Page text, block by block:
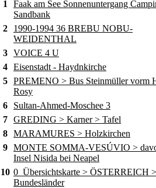
1
Faak am See Sonnenuntergang
Sandbank
2
1990-1994 36 BREBU NOBU-
WEIDENTHAL
3 VOICE 4 U
4 Eisenstadt - Haydnkirche
5 PREMENO > Bus Steinmüller vorm
Rosy
6
Sultan-Ahmed-Moschee 3
7 GREDING > Karner > Tafel
8 MARAMURES > Holzkirchen
9 MONTE SOMMA-VESÚVIO >
Insel Nisida bei Neapel
10 0_Übersichtskarte > ÖSTERREICH >
Bundesländer